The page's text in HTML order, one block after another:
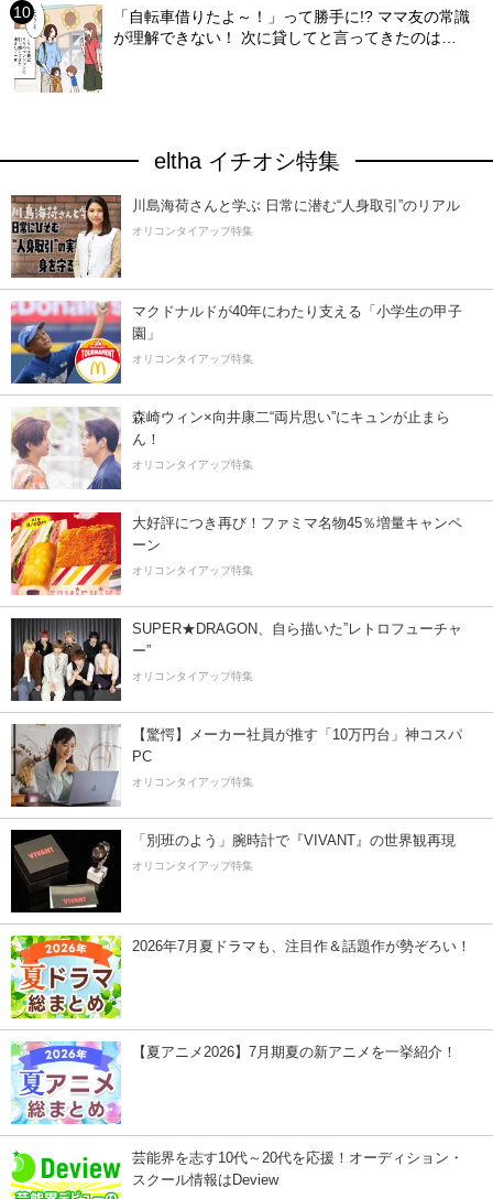
「自転車借りたよ～！」って勝手に!? ママ友の常識
が理解できない！ 次に貸してと言ってきたのは…
eltha イチオシ特集
川島海荷さんと学ぶ 日常に潜む“人身取引”のリアル
オリコンタイアップ特集
マクドナルドが40年にわたり支える「小学生の甲子
園」
オリコンタイアップ特集
森崎ウィン×向井康二“両片思い”にキュンが止まら
ん！
オリコンタイアップ特集
大好評につき再び！ファミマ名物45％増量キャンペ
ーン
オリコンタイアップ特集
SUPER★DRAGON、自ら描いた”レトロフューチャ
ー”
オリコンタイアップ特集
【驚愕】メーカー社員が推す「10万円台」神コスパ
PC
オリコンタイアップ特集
「別班のよう」腕時計で『VIVANT』の世界観再現
オリコンタイアップ特集
2026年7月夏ドラマも、注目作＆話題作が勢ぞろい！
【夏アニメ2026】7月期夏の新アニメを一挙紹介！
芸能界を志す10代～20代を応援！オーディション・
スクール情報はDeview